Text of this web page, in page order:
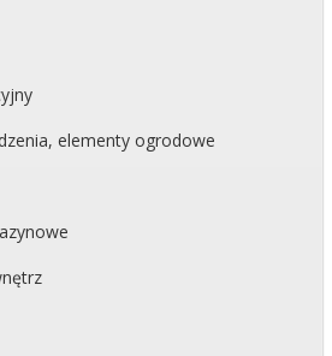
elementy ogrodowe